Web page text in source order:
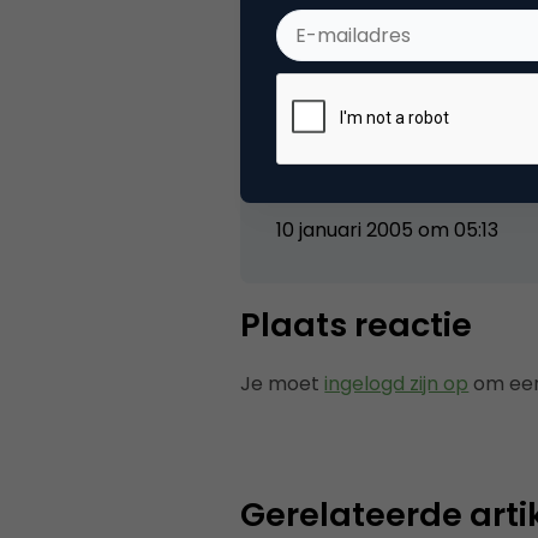
j.e. baas
10 januari 2005 om 05:13
Plaats reactie
Je moet ingelogd zijn op om
Gerelateerde